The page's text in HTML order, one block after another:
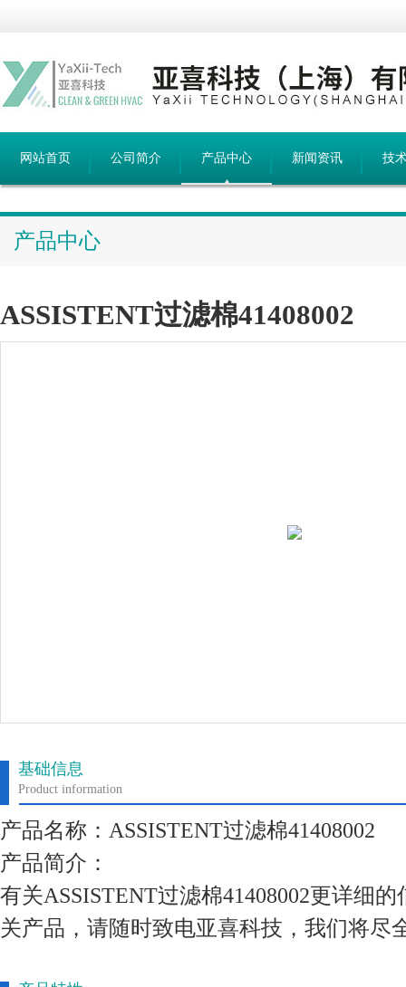
网站首页 公司简介 产品中心 新闻资讯 技
产品中心
ASSISTENT过滤棉41408002
基础信息
Product information
产品名称：ASSISTENT过滤棉41408002
产品简介：
有关ASSISTENT过滤棉41408002更详细
关产品，请随时致电亚喜科技，我们将尽